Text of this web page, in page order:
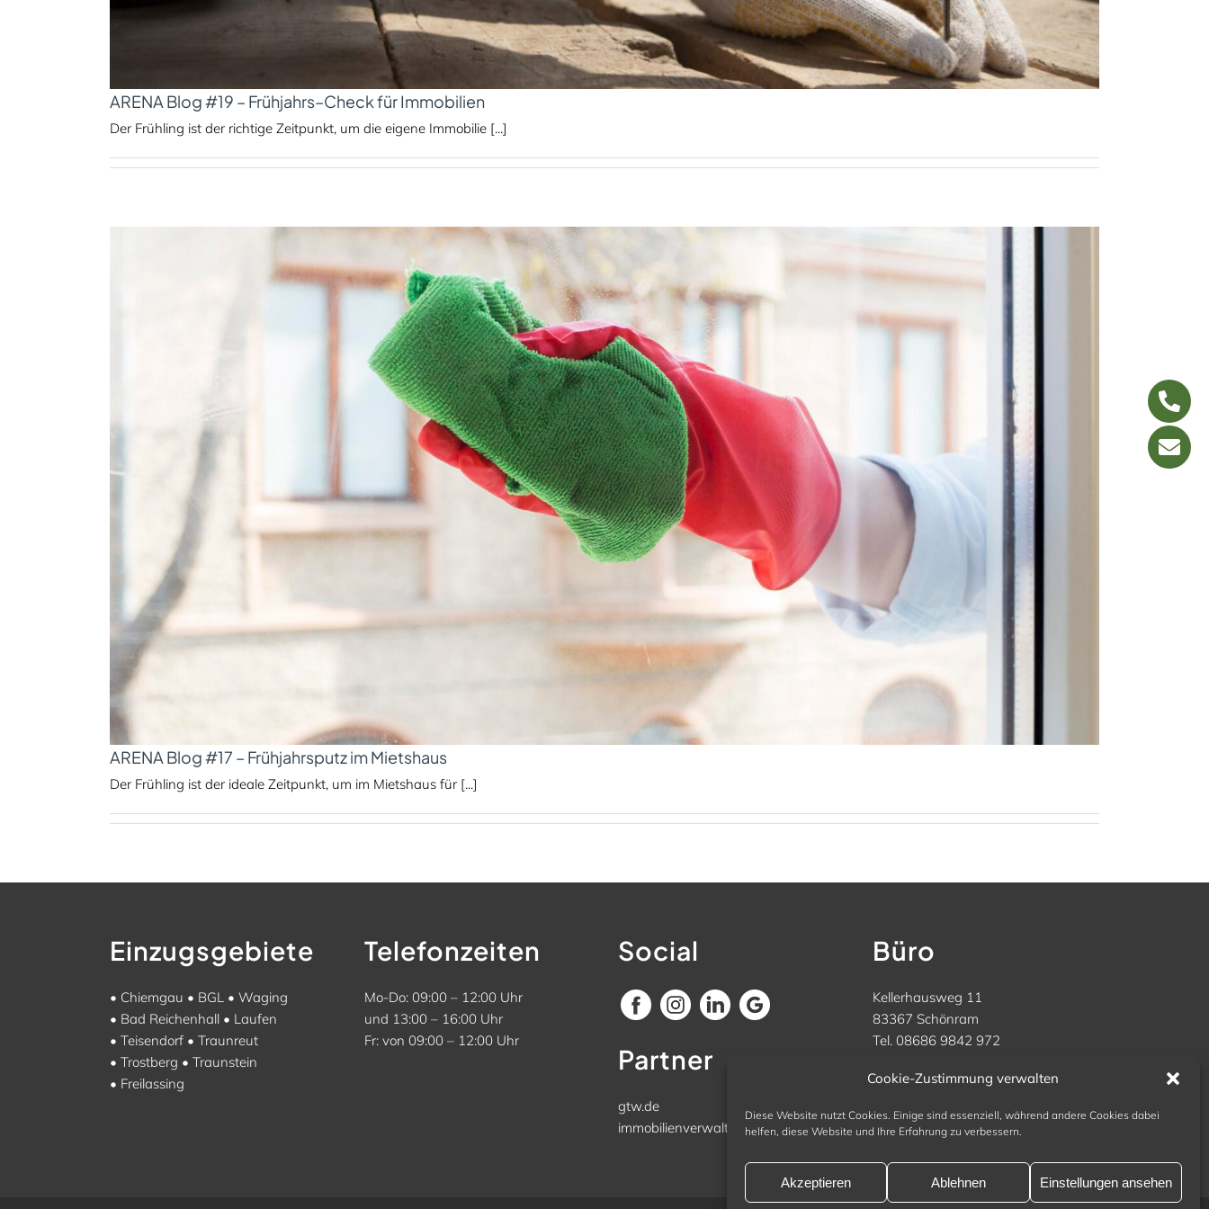
Cookie-Zustimmung verwalten
Diese Website nutzt Cookies. Einige sind essenziell, während andere Cookies dabei
helfen, diese Website und Ihre Erfahrung zu verbessern.
Akzeptieren Ablehnen Einstellungen ansehen
ARENA Blog #19 – Frühjahrs–Check für Immobilien
Der Frühling ist der richtige Zeitpunkt, um die eigene Immobilie [...]
ARENA Blog #17 – Frühjahrsputz im Mietshaus
Der Frühling ist der ideale Zeitpunkt, um im Mietshaus für [...]
Einzugsgebiete
• Chiemgau • BGL • Waging
• Bad Reichenhall • Laufen
• Teisendorf • Traunreut
• Trostberg • Traunstein
• Freilassing
Telefonzeiten
Mo-Do: 09:00 – 12:00 Uhr
und 13:00 – 16:00 Uhr
Fr: von 09:00 – 12:00 Uhr
Social
Partner
gtw.de
immobilienverwalter-bayern.de
Büro
Kellerhausweg 11
83367 Schönram
Tel. 08686 9842 972